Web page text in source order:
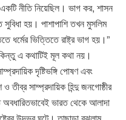
একটি নীতি নিয়েছিল। ভাগ কর, শাসন
হয়। পাশাপাশি তখন মুসলিম
ধর্মের ভিত্তিতে রাষ্ট্র ভাগ হয়।”
এ কথাটিই মূল কথা নয়।
দৃষ্টিভঙ্গি পোষণ এবং
তীব্র সাম্প্রদায়িক হিন্দু জনগোষ্ঠীর
ভারত থেকে আলাদা